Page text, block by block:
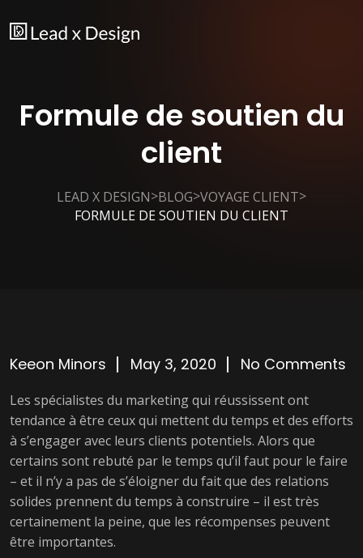
Formule de soutien du
client
LEAD X DESIGN>BLOG>VOYAGE CLIENT>
FORMULE DE SOUTIEN DU CLIENT
Keeon Minors May 3, 2020 No Comments
Les spécialistes du marketing qui réussissent ont
tendance à être ceux qui mettent du temps et des efforts
à s’engager avec leurs clients potentiels. Alors que
certains sont rebuté par le temps qu’il faut pour le faire
– et il n’y a pas de s’éloigner du fait que des relations
solides prennent du temps à construire – il est très
certainement la peine, que les récompenses peuvent
être importantes.